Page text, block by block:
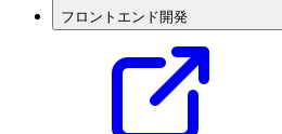
フロントエンド開発